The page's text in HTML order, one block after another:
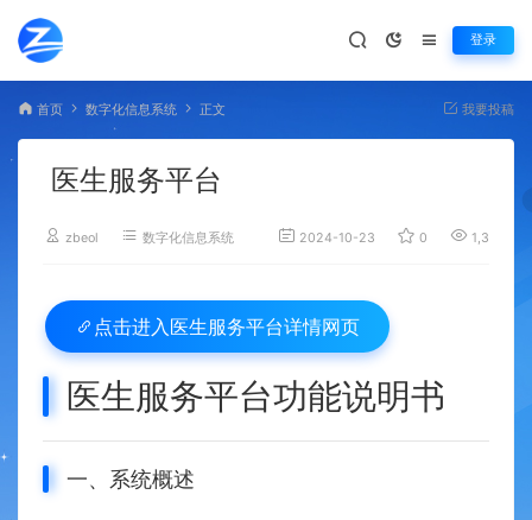
登录
首页 数字化信息系统 正文 我要投稿
医生服务平台
zbeol 数字化信息系统 2024-10-23 0 1,306
点击进入 医生服务平台详情网页
医生服务平台功能说明书
一、系统概述